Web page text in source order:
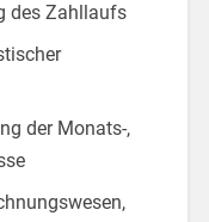
des Zahllaufs
der Monats-,